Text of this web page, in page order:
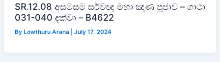
SR.12.08 අසමසම සර්වඥ මහා ඤාණ පූජාව – ගාථා
031-040 දක්වා – B4622
By Lowthuru Arana July 17, 2024